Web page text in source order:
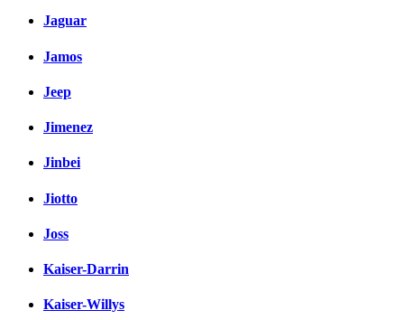
Jaguar
Jamos
Jeep
Jimenez
Jinbei
Jiotto
Joss
Kaiser-Darrin
Kaiser-Willys